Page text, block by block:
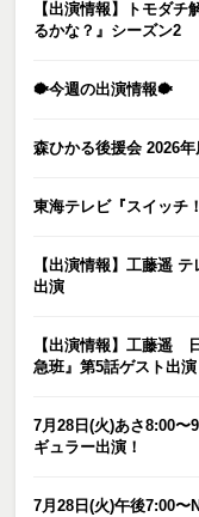
【出演情報】トモダ
るかな？』シーズン2
🐡今週の出演情報🐡
森ひかる後援会 2026
東海テレビ『スイッチ
【出演情報】工藤遥
出演
【出演情報】工藤遥
急班』第5話ゲスト出演
7月28日(火)あさ8:00〜
ギュラー出演！
7月28日(火)午後7:00〜